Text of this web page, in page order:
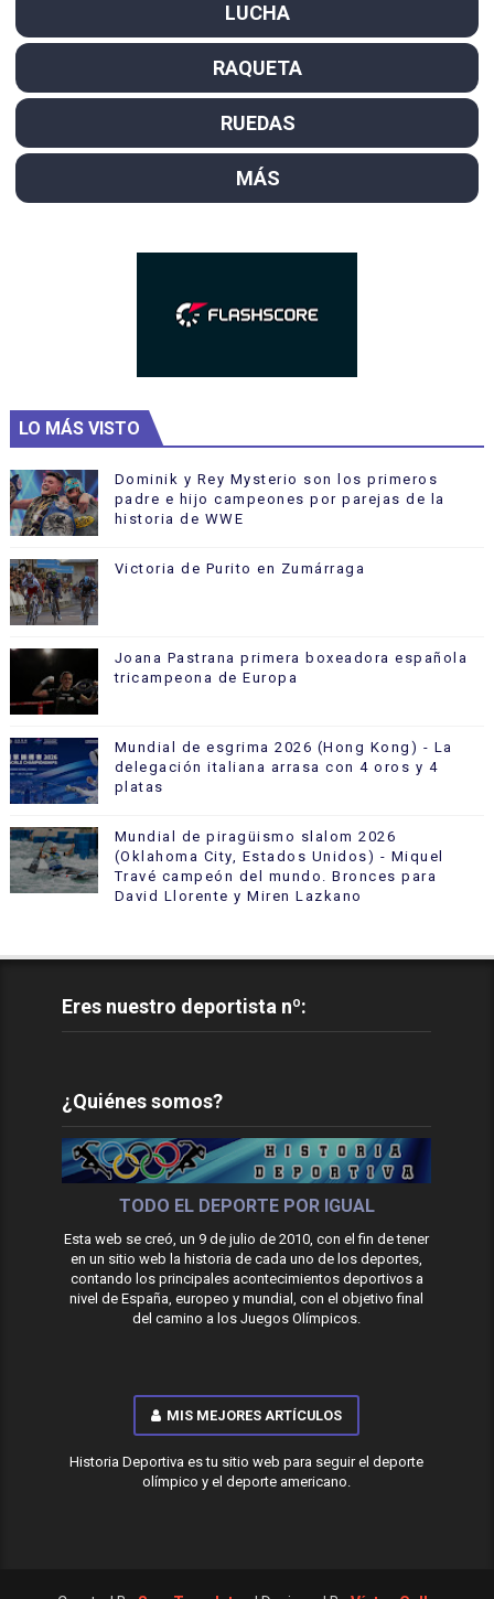
LUCHA
RAQUETA
RUEDAS
MÁS
LO MÁS VISTO
Dominik y Rey Mysterio son los primeros
padre e hijo campeones por parejas de la
historia de WWE
Victoria de Purito en Zumárraga
Joana Pastrana primera boxeadora española
tricampeona de Europa
Mundial de esgrima 2026 (Hong Kong) - La
delegación italiana arrasa con 4 oros y 4
platas
Mundial de piragüismo slalom 2026
(Oklahoma City, Estados Unidos) - Miquel
Travé campeón del mundo. Bronces para
David Llorente y Miren Lazkano
Eres nuestro deportista nº:
¿Quiénes somos?
TODO EL DEPORTE POR IGUAL
Esta web se creó, un 9 de julio de 2010, con el fin de tener
en un sitio web la historia de cada uno de los deportes,
contando los principales acontecimientos deportivos a
nivel de España, europeo y mundial, con el objetivo final
del camino a los Juegos Olímpicos.
MIS MEJORES ARTÍCULOS
Historia Deportiva es tu sitio web para seguir el deporte
olímpico y el deporte americano.